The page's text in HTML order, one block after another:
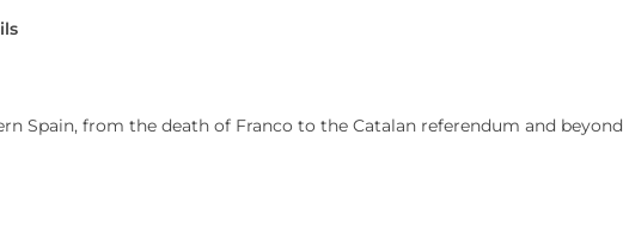
Spain, from the death of Franco to the Catalan referendum and beyond